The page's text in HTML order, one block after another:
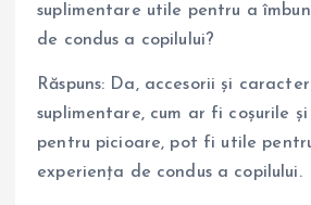
suplimentare utile pentru a
de condus a copilului?
Răspuns: Da, accesorii și
suplimentare, cum ar fi coșurile
pentru picioare, pot fi utile
experiența de condus a copilului.